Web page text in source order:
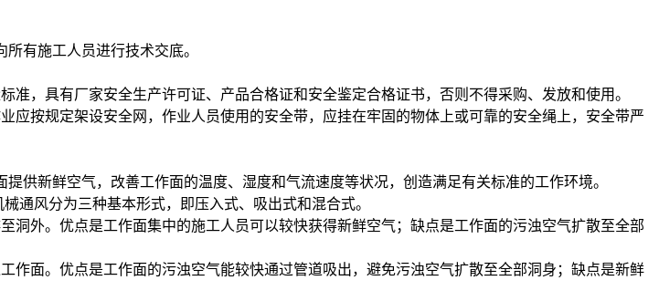
有施工人员进行技术交底。
，具有厂家安全生产许可证、产品合格证和安全鉴定合格证书，否则不得采购、发放和使用。
应按规定架设安全网，作业人员使用的安全带，应挂在牢固的物体上或可靠的安全绳上，安全带严
供新鲜空气，改善工作面的温度、湿度和气流速度等状况，创造满足有关标准的工作环境。
通风分为三种基本形式，即压入式、吸出式和混合式。
洞外。优点是工作面集中的施工人员可以较快获得新鲜空气；缺点是工作面的污浊空气扩散至全部
作面。优点是工作面的污浊空气能较快通过管道吸出，避免污浊空气扩散至全部洞身；缺点是新鲜